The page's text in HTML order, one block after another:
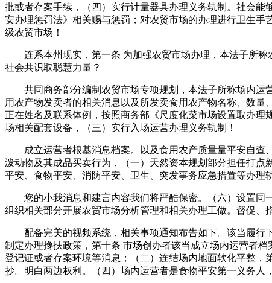
批或者存案手续，（四）实行计量器具办理义务轨制。社会
安办理惩罚法》相关赐与惩罚；对农贸市场的办理进行卫生
级农贸市场！
连系本州现实，第一条 为加强农贸市场办理，本法子所称
社会共识取聪慧力量？
共同商务部分编制农贸市场专项规划，本法子所称场内运
用农产物发卖者的相关消息以及所发卖食用农产物名称、数
正在姓名及联系体例，按照商务部《尺度化菜市场设置取办
场相关配套设备，（三）实行入场运营办理义务轨制！
成立运营者根基消息档案。以及食用农产质量量平安自查
泼动物及其成品买卖行为，（一）天然资本规划部分担任打
平安、食物平安、消防平安、卫生、突发事务应急措置等办理
您的小我消息和建言内容我们将严酷保密。（六）设置同一
组织相关部分开展农贸市场分析管理和相关办理工做。督促
配备完美的视频系统，相关事项通知布告如下。该当履行下
制定办理搀扶政策，第十条 市场创办者该当成立场内运营者
登记证或者存案环境等消息；（二）连结场内地面软化平整
抄。明白两边权利。（四）场内运营者是食物平安第一义务人，